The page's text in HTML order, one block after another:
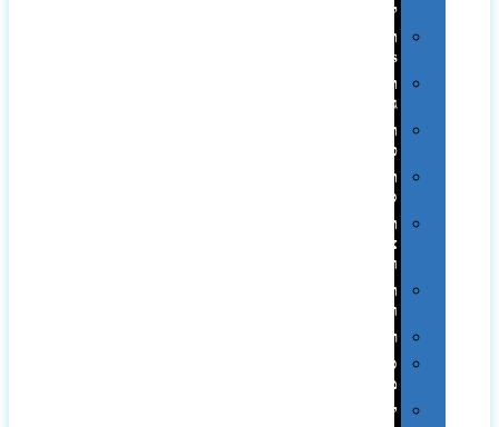
לכנסים
תיקי
Swiss
תיקי
תיקי
טיולים
תיקי
ספורט
תיקי
ומכתביות
תערוכות
וכנסים
רמקולים
סוכריות
ממותגות
יודאיקה